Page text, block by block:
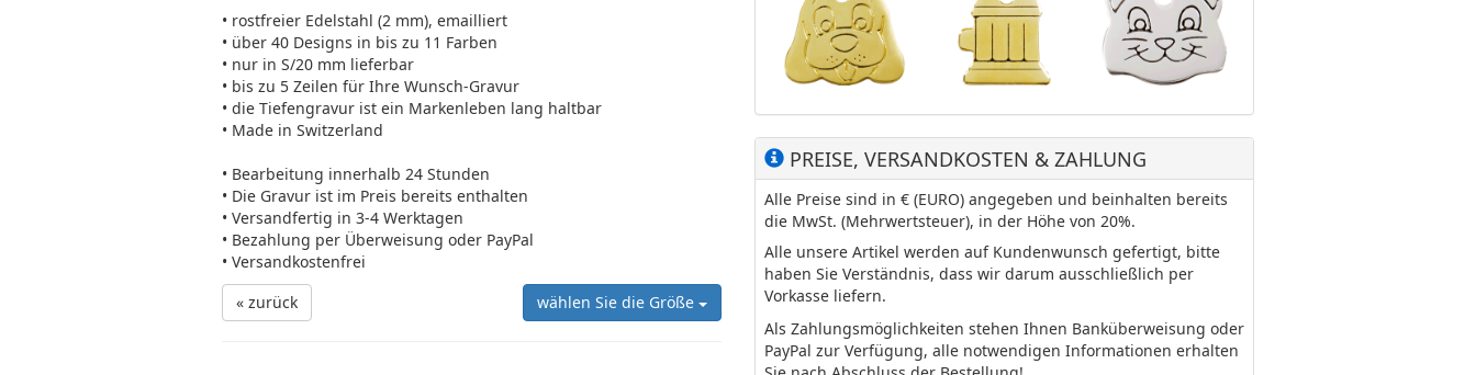
• rostfreier Edelstahl (2 mm), emailliert
• über 40 Designs in bis zu 11 Farben
• nur in S/20 mm lieferbar
• bis zu 5 Zeilen für Ihre Wunsch-Gravur
• die Tiefengravur ist ein Markenleben lang haltbar
• Made in Switzerland
• Bearbeitung innerhalb 24 Stunden
• Die Gravur ist im Preis bereits enthalten
• Versandfertig in 3-4 Werktagen
• Bezahlung per Überweisung oder PayPal
• Versandkostenfrei
« zurück
wählen Sie die Größe
PREISE, VERSANDKOSTEN & ZAHLUNG
Alle Preise sind in € (EURO) angegeben und beinhalten bereits
die MwSt. (Mehrwertsteuer), in der Höhe von 20%.
Alle unsere Artikel werden auf Kundenwunsch gefertigt, bitte
haben Sie Verständnis, dass wir darum ausschließlich per
Vorkasse liefern.
Als Zahlungsmöglichkeiten stehen Ihnen Banküberweisung oder
PayPal zur Verfügung, alle notwendigen Informationen erhalten